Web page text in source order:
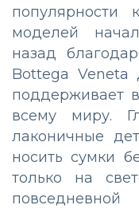
популярности
моделей
назад
Bottega Veneta
поддерживает
всему миру.
лаконичные
носить сумки
только на